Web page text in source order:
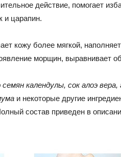
действие, помогает
и царапин.
кожу более мягкой,
морщин, выравнивает
семян календулы, сок алоэ
и некоторые другие
состав приведен в